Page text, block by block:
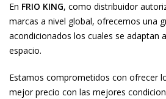
En FRIO KING, como distribuidor
marcas a nivel global, ofrecemos una
acondicionados los cuales se adaptan
espacio.
Estamos comprometidos con ofrecer
mejor precio con las mejores